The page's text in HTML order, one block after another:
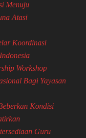
Menuju
Atasi
Koordinasi
Workshop
Bagi Yayasan
Kondisi
Guru